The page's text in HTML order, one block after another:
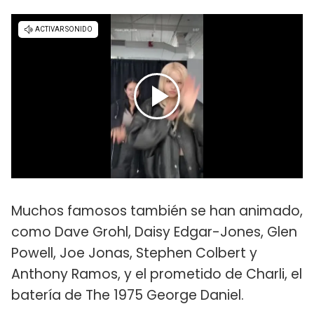
Muchos famosos también se han animado,
como Dave Grohl, Daisy Edgar-Jones, Glen
Powell, Joe Jonas, Stephen Colbert y
Anthony Ramos, y el prometido de Charli, el
batería de The 1975 George Daniel.